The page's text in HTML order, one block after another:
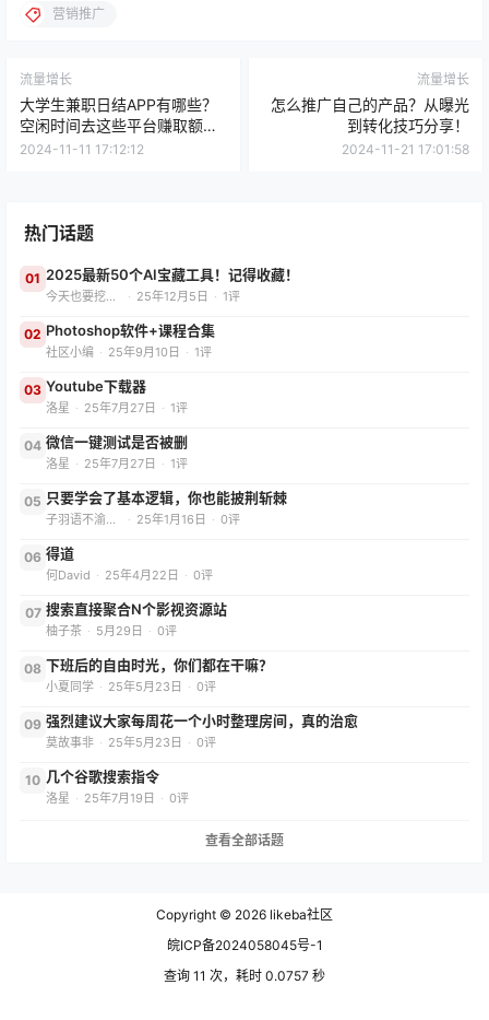
营销推广
流量增长
大学生兼职日结APP有哪些？
空闲时间去这些平台赚取额外
收入！
2024-11-11 17:12:12
流量增长
怎么推广自己的产品？从曝光
到转化技巧分享！
2024-11-21 17:01:58
热门话题
01 2025最新50个AI宝藏工具！记得收藏！
今天也要挖App · 25年12月5日 · 1评
02 Photoshop软件+课程合集
社区小编 · 25年9月10日 · 1评
03 Youtube下载器
洛星 · 25年7月27日 · 1评
04 微信一键测试是否被删
洛星 · 25年7月27日 · 1评
05 只要学会了基本逻辑，你也能披荆斩棘
子羽语不渝（减肥版） · 25年1月16日 · 0评
06 得道
何David · 25年4月22日 · 0评
07 搜索直接聚合N个影视资源站
柚子茶 · 5月29日 · 0评
08 下班后的自由时光，你们都在干嘛？
小夏同学 · 25年5月23日 · 0评
09 强烈建议大家每周花一个小时整理房间，真的治愈
莫故事非 · 25年5月23日 · 0评
10 几个谷歌搜索指令
洛星 · 25年7月19日 · 0评
查看全部话题
Copyright © 2026 likeba社区
皖ICP备2024058045号-1
查询 11 次，耗时 0.0757 秒